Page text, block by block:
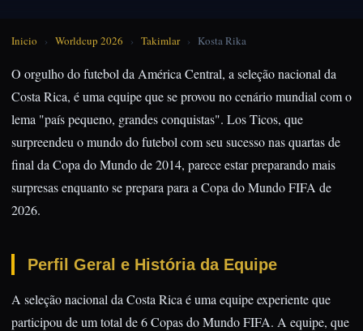
Inicio › Worldcup 2026 › Takimlar › Kosta Rika
O orgulho do futebol da América Central, a seleção nacional da
Costa Rica, é uma equipe que se provou no cenário mundial com o
lema "país pequeno, grandes conquistas". Los Ticos, que
surpreendeu o mundo do futebol com seu sucesso nas quartas de
final da Copa do Mundo de 2014, parece estar preparando mais
surpresas enquanto se prepara para a Copa do Mundo FIFA de
2026.
Perfil Geral e História da Equipe
A seleção nacional da Costa Rica é uma equipe experiente que
participou de um total de 6 Copas do Mundo FIFA. A equipe, que